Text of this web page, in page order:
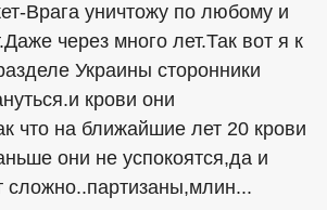
Врага уничтожу по любому и
через много лет.Так вот я к
Украины сторонники
крови они
что на ближайшие лет 20 крови
они не успокоятся,да и
сложно..партизаны,млин...